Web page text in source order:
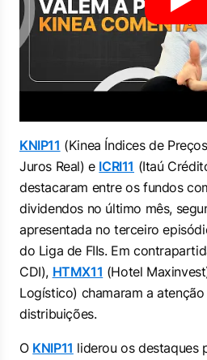
KNIP11 (Kinea Índices de
Juros Real) e ICRI11 (Itaú
destacaram entre os fundos
dividendos no último mês,
apresentada no terceiro
do Liga de FIIs. Em
CDI), HTMX11 (Hotel
Logístico) chamaram a
distribuições.
O KNIP11 liderou os destaques